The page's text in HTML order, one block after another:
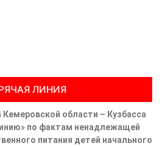
ЛИНИЯ
области – Кузбасса
по фактам ненадлежащей
питания детей начального